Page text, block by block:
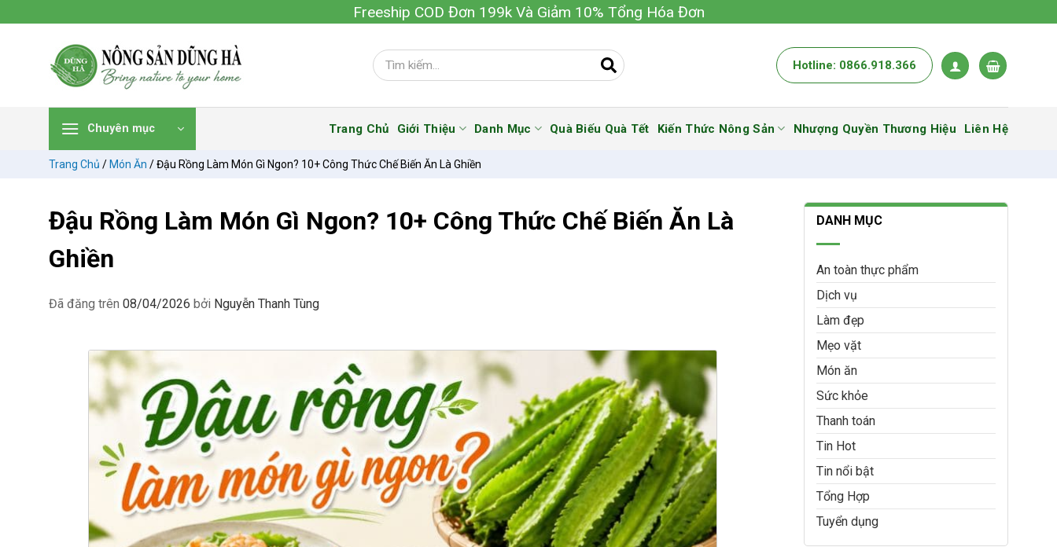
đến
Freeship COD Đơn 199k Và Giảm 10% Tổng Hóa Đơn
Hotline: 0866.918.366
Chuyên mục Trang Chủ Giới Thiệu Danh Mục Quà Biếu Quà Tết Kiến Thức Nông Sản Nhượng Quyền Thương Hiệu Liên Hệ
Trang Chủ / Món Ăn /Đậu Rồng Làm Món Gì Ngon? 10+ Công Thức Chế Biến Ăn Là Ghiền
Đậu Rồng Làm Món Gì Ngon? 10+ Công Thức Chế Biến Ăn Là
Ghiền
Đã đăng trên 08/04/2026 bởi Nguyễn Thanh Tùng
DANH MỤC
An toàn thực phẩm
Dịch vụ
Làm đẹp
Mẹo vặt
Món ăn
Sức khỏe
Thanh toán
Tin Hot
Tin nổi bật
Tổng Hợp
Tuyển dụng